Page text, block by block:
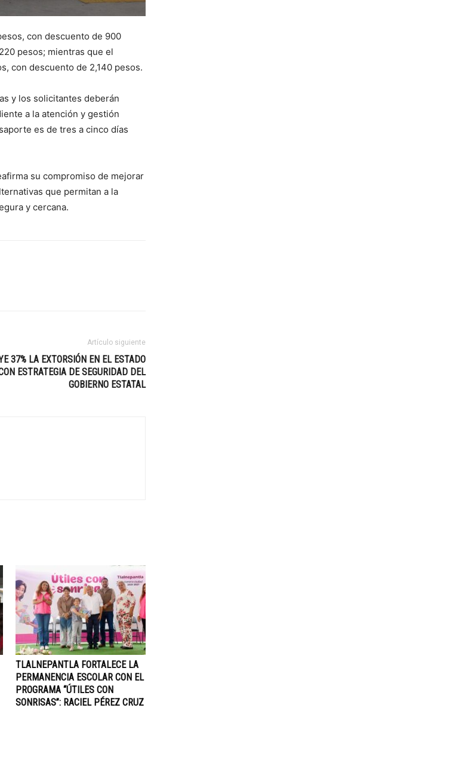
con descuento de 900
pesos; mientras que el
con descuento de 2,140 pesos.
y los solicitantes deberán
a la atención y gestión
es de tres a cinco días
su compromiso de mejorar
que permitan a la
y cercana.
Artículo siguiente
37% LA EXTORSIÓN EN EL ESTADO
ESTRATEGIA DE SEGURIDAD DEL
GOBIERNO ESTATAL
TLALNEPANTLA FORTALECE LA
PERMANENCIA ESCOLAR CON EL
PROGRAMA “ÚTILES CON
SONRISAS”: RACIEL PÉREZ CRUZ